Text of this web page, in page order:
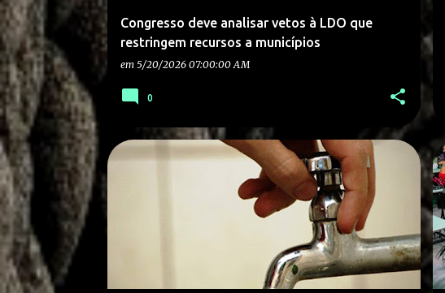
Congresso deve analisar vetos à LDO que
restringem recursos a municípios
inadimplentes, afirma Alcolumbre.
em 5/20/2026 07:00:00 AM
0